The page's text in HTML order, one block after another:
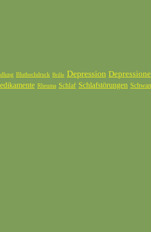
Bluthochdruck Brille Depression
Rheuma Schlaf Schlafstörungen